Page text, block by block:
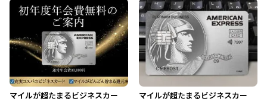
マイルが超たまるビジネスカー
マイルが超たまるビジネスカー